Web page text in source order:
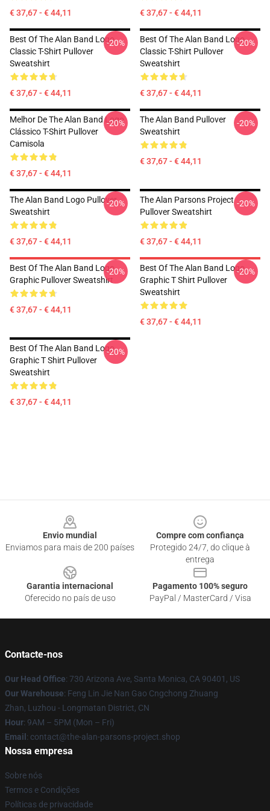
€ 37,67 - € 44,11 € 37,67 - € 44,11
Best Of The Alan Band Logo
Classic T-Shirt Pullover
Sweatshirt
€ 37,67 - € 44,11
-20%
Best Of The Alan Band Logo
Classic T-Shirt Pullover
Sweatshirt
€ 37,67 - € 44,11
-20%
Melhor De The Alan Band Logo
Clássico T-Shirt Pullover
Camisola
€ 37,67 - € 44,11
-20%
The Alan Band Pullover
Sweatshirt
€ 37,67 - € 44,11
-20%
The Alan Band Logo Pullover
Sweatshirt
€ 37,67 - € 44,11
-20%
The Alan Parsons Project
Pullover Sweatshirt
€ 37,67 - € 44,11
-20%
Best Of The Alan Band Logo
Graphic Pullover Sweatshirt
€ 37,67 - € 44,11
-20%
Best Of The Alan Band Logo
Graphic T Shirt Pullover
Sweatshirt
€ 37,67 - € 44,11
-20%
Best Of The Alan Band Logo
Graphic T Shirt Pullover
Sweatshirt
€ 37,67 - € 44,11
-20%
Envio mundial
Enviamos para mais de 200 países
Compre com confiança
Protegido 24/7, do clique à
entrega
Garantia internacional
Oferecido no país de uso
Pagamento 100% seguro
PayPal / MasterCard / Visa
Contacte-nos
Our Head Office: 730 Arizona Ave, Santa Monica, CA 90401, US
Our Warehouse: Feng Lin Jie Nan Gao Cngchong Zhuang
Zhan, Luzhou - Longmatan District, CN
Hour: 9AM – 5PM (Mon – Fri)
Email : contact@the-alan-parsons-project.shop
Nossa empresa
Sobre nós
Termos e Condições
Políticas de privacidade